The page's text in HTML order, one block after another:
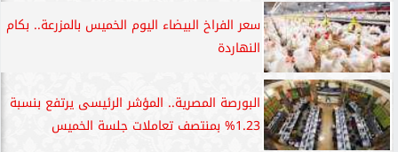
سعر الفراخ البيضاء اليوم الخميس بالمزرعة.. بكام
النهاردة
البورصة المصرية.. المؤشر الرئيسى يرتفع بنسبة
1.23% بمنتصف تعاملات جلسة الخميس